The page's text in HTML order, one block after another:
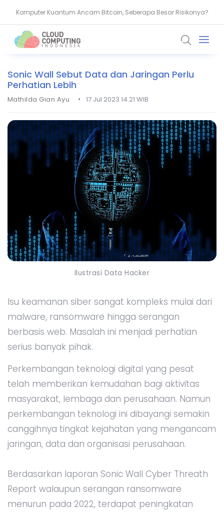
Komputer Kuantum Ancam Bitcoin, Seberapa Besar Risikonya?
AMD Gandeng Core Scientific Bangun Infrastruktur AI Raksasa
Sonic Wall Sebut Data dan Jaringan Perlu
Perhatian Lebih
Mathilda Gian Ayu • 17 Jul 2023 14.21 WIB
Ilustrasi Data Hacker
Isu keamanan siber sangat kompleks mulai dari
malware, ransomware hingga serangan
berbasis web. Masalah ini menjadi perhatian
serius banyak pihak.
Perkembangan teknologi digital yang pesat
telah memberikan kemudahan bagi aktivitas
masyarakat, lembaga dan perusahaan. Namun
perkembangan teknologi ini dibayangi semakin
canggihnya tingkat kejahatan yang mengancam
jaringan, data dan organisasi perusahaan.
Berdasarkan laporan Sonic Wall Cyber Threath
Report walaupun serangan ransomware
menurun pada 2022, terdapat peningkatan